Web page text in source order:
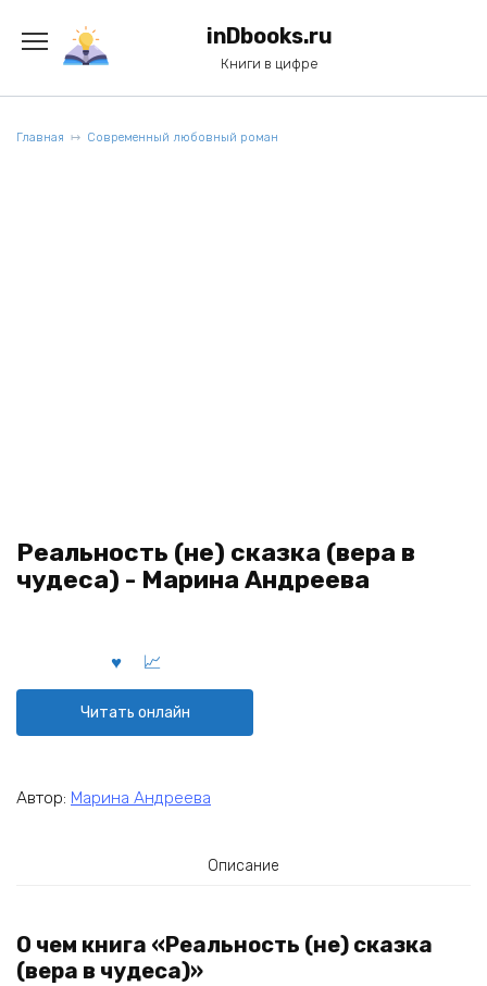
содержанию
inDbooks.ru
Книги в цифре
Главная Современный любовный роман
Реальность (не) сказка (вера в
чудеса) - Марина Андреева
Читать онлайн
Автор: Марина Андреева
Описание
О чем книга «Реальность (не) сказка
(вера в чудеса)»